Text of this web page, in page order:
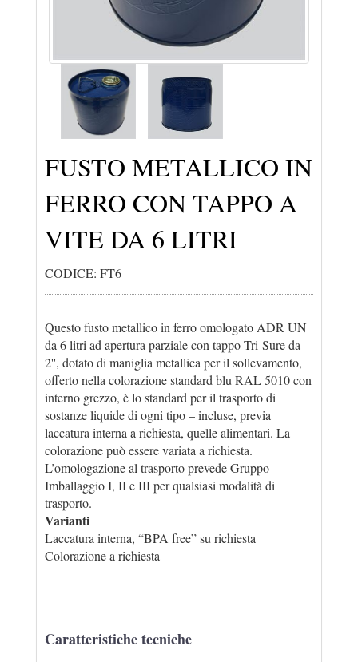
FUSTO METALLICO IN
FERRO CON TAPPO A
VITE DA 6 LITRI
CODICE: FT6
Questo fusto metallico in ferro omologato ADR UN
da 6 litri ad apertura parziale con tappo Tri-Sure da
2'', dotato di maniglia metallica per il sollevamento,
offerto nella colorazione standard blu RAL 5010 con
interno grezzo, è lo standard per il trasporto di
sostanze liquide di ogni tipo – incluse, previa
laccatura interna a richiesta, quelle alimentari. La
colorazione può essere variata a richiesta.
L’omologazione al trasporto prevede Gruppo
Imballaggio I, II e III per qualsiasi modalità di
trasporto.
Varianti
Laccatura interna, “BPA free” su richiesta
Colorazione a richiesta
Caratteristiche tecniche